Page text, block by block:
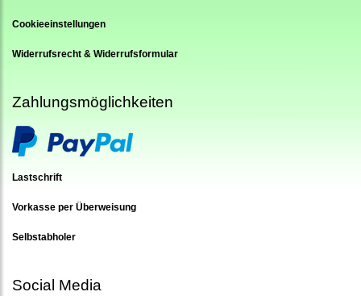
Cookieeinstellungen
Widerrufsrecht & Widerrufsformular
Zahlungsmöglichkeiten
Lastschrift
Vorkasse per Überweisung
Selbstabholer
Social Media